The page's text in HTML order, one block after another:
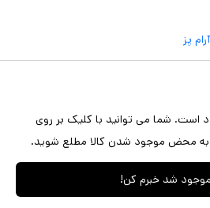
پز
است. شما می توانید با کلیک بر روی
محض موجود شدن کالا مطلع شوید.
موجود شد خبرم کن!